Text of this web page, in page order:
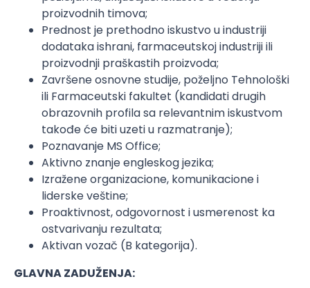
proizvodnih timova;
Prednost je prethodno iskustvo u industriji
dodataka ishrani, farmaceutskoj industriji ili
proizvodnji praškastih proizvoda;
Završene osnovne studije, poželjno Tehnološki
ili Farmaceutski fakultet (kandidati drugih
obrazovnih profila sa relevantnim iskustvom
takođe će biti uzeti u razmatranje);
Poznavanje MS Office;
Aktivno znanje engleskog jezika;
Izražene organizacione, komunikacione i
liderske veštine;
Proaktivnost, odgovornost i usmerenost ka
ostvarivanju rezultata;
Aktivan vozač (B kategorija).
GLAVNA ZADUŽENJA: